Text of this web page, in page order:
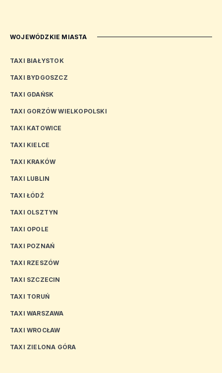
WOJEWÓDZKIE MIASTA
TAXI BIAŁYSTOK
TAXI BYDGOSZCZ
TAXI GDAŃSK
TAXI GORZÓW WIELKOPOLSKI
TAXI KATOWICE
TAXI KIELCE
TAXI KRAKÓW
TAXI LUBLIN
TAXI ŁÓDŹ
TAXI OLSZTYN
TAXI OPOLE
TAXI POZNAŃ
TAXI RZESZÓW
TAXI SZCZECIN
TAXI TORUŃ
TAXI WARSZAWA
TAXI WROCŁAW
TAXI ZIELONA GÓRA